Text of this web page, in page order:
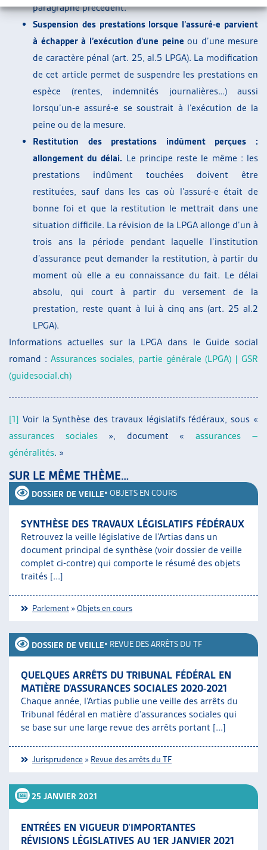
paragraphe précédent.
Suspension des prestations lorsque l’assuré-e parvient
à échapper à l’exécution d’une peine ou d’une mesure
de caractère pénal (art. 25, al.5 LPGA). La modification
de cet article permet de suspendre les prestations en
espèce (rentes, indemnités journalières…) aussi
lorsqu’un-e assuré-e se soustrait à l’exécution de la
peine ou de la mesure.
Restitution des prestations indûment perçues :
allongement du délai. Le principe reste le même : les
prestations indûment touchées doivent être
restituées, sauf dans les cas où l’assuré-e était de
bonne foi et que la restitution le mettrait dans une
situation difficile. La révision de la LPGA allonge d’un à
trois ans la période pendant laquelle l’institution
d’assurance peut demander la restitution, à partir du
moment où elle a eu connaissance du fait. Le délai
absolu, qui court à partir du versement de la
prestation, reste quant à lui à cinq ans (art. 25 al.2
LPGA).
Informations actuelles sur la LPGA dans le Guide social
romand : Assurances sociales, partie générale (LPGA) | GSR
(guidesocial.ch)
[1] Voir la Synthèse des travaux législatifs fédéraux, sous «
assurances sociales », document « assurances –
généralités. »
SUR LE MÊME THÈME…
DOSSIER DE VEILLE• OBJETS EN COURS
SYNTHÈSE DES TRAVAUX LÉGISLATIFS FÉDÉRAUX
Retrouvez la veille législative de l’Artias dans un
document principal de synthèse (voir dossier de veille
complet ci-contre) qui comporte le résumé des objets
traités [...]
Parlement »Objets en cours
DOSSIER DE VEILLE• REVUE DES ARRÊTS DU TF
QUELQUES ARRÊTS DU TRIBUNAL FÉDÉRAL EN
MATIÈRE D’ASSURANCES SOCIALES 2020-2021
Chaque année, l’Artias publie une veille des arrêts du
Tribunal fédéral en matière d’assurances sociales qui
se base sur une large revue des arrêts portant [...]
Jurisprudence » Revue des arrêts du TF
25 JANVIER 2021
ENTRÉES EN VIGUEUR D’IMPORTANTES
RÉVISIONS LÉGISLATIVES AU 1ER JANVIER 2021